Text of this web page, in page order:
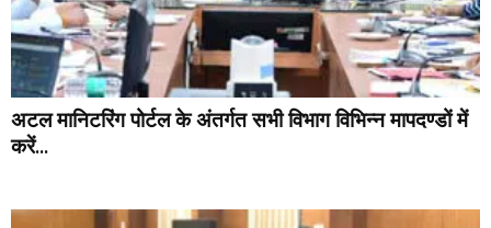
अटल मानिटरिंग पोर्टल के अंतर्गत सभी विभाग विभिन्न मापदण्डों में
करें...